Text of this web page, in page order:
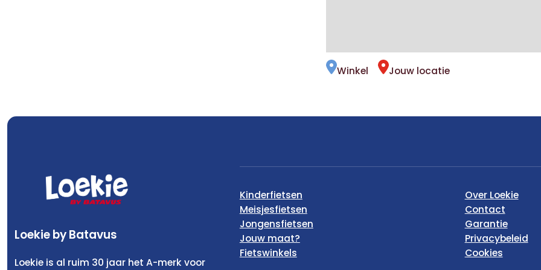
Winkel Jouw locatie
Loekie by Batavus
Loekie is al ruim 30 jaar het A-merk voor
Kinderfietsen
Meisjesfietsen
Jongensfietsen
Jouw maat?
Fietswinkels
Over Loekie
Contact
Garantie
Privacybeleid
Cookies